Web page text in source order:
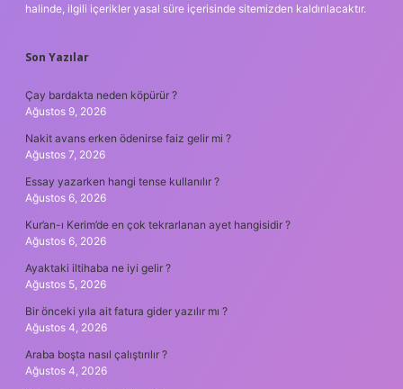
halinde, ilgili içerikler yasal süre içerisinde sitemizden kaldırılacaktır.
Son Yazılar
Çay bardakta neden köpürür ?
Ağustos 9, 2026
Nakit avans erken ödenirse faiz gelir mi ?
Ağustos 7, 2026
Essay yazarken hangi tense kullanılır ?
Ağustos 6, 2026
Kur’an-ı Kerim’de en çok tekrarlanan ayet hangisidir ?
Ağustos 6, 2026
Ayaktaki iltihaba ne iyi gelir ?
Ağustos 5, 2026
Bir önceki yıla ait fatura gider yazılır mı ?
Ağustos 4, 2026
Araba boşta nasıl çalıştırılır ?
Ağustos 4, 2026